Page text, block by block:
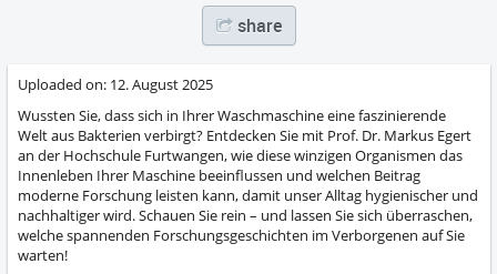
share
Uploaded on: 12. August 2025
Wussten Sie, dass sich in Ihrer Waschmaschine eine faszinierende
Welt aus Bakterien verbirgt? Entdecken Sie mit Prof. Dr. Markus Egert
an der Hochschule Furtwangen, wie diese winzigen Organismen das
Innenleben Ihrer Maschine beeinflussen und welchen Beitrag
moderne Forschung leisten kann, damit unser Alltag hygienischer und
nachhaltiger wird. Schauen Sie rein – und lassen Sie sich überraschen,
welche spannenden Forschungsgeschichten im Verborgenen auf Sie
warten!